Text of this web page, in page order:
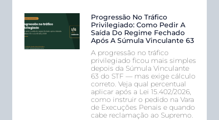
Progressão No Tráfico
Privilegiado: Como Pedir A
Saída Do Regime Fechado
Após A Súmula Vinculante 63
A progressão no tráfico
privilegiado ficou mais simples
depois da Súmula Vinculante
63 do STF — mas exige cálculo
correto. Veja qual percentual
aplicar após a Lei 15.402/2026,
como instruir o pedido na Vara
de Execuções Penais e quando
cabe reclamação ao Supremo.